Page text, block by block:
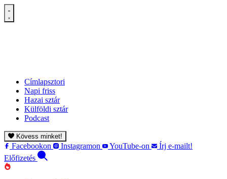
Címlapsztori
Napi friss
Hazai sztár
Külföldi sztár
Podcast
Kövess minket!
Facebookon Instagramon YouTube-on
Írj e-mailt!
Előfizetés